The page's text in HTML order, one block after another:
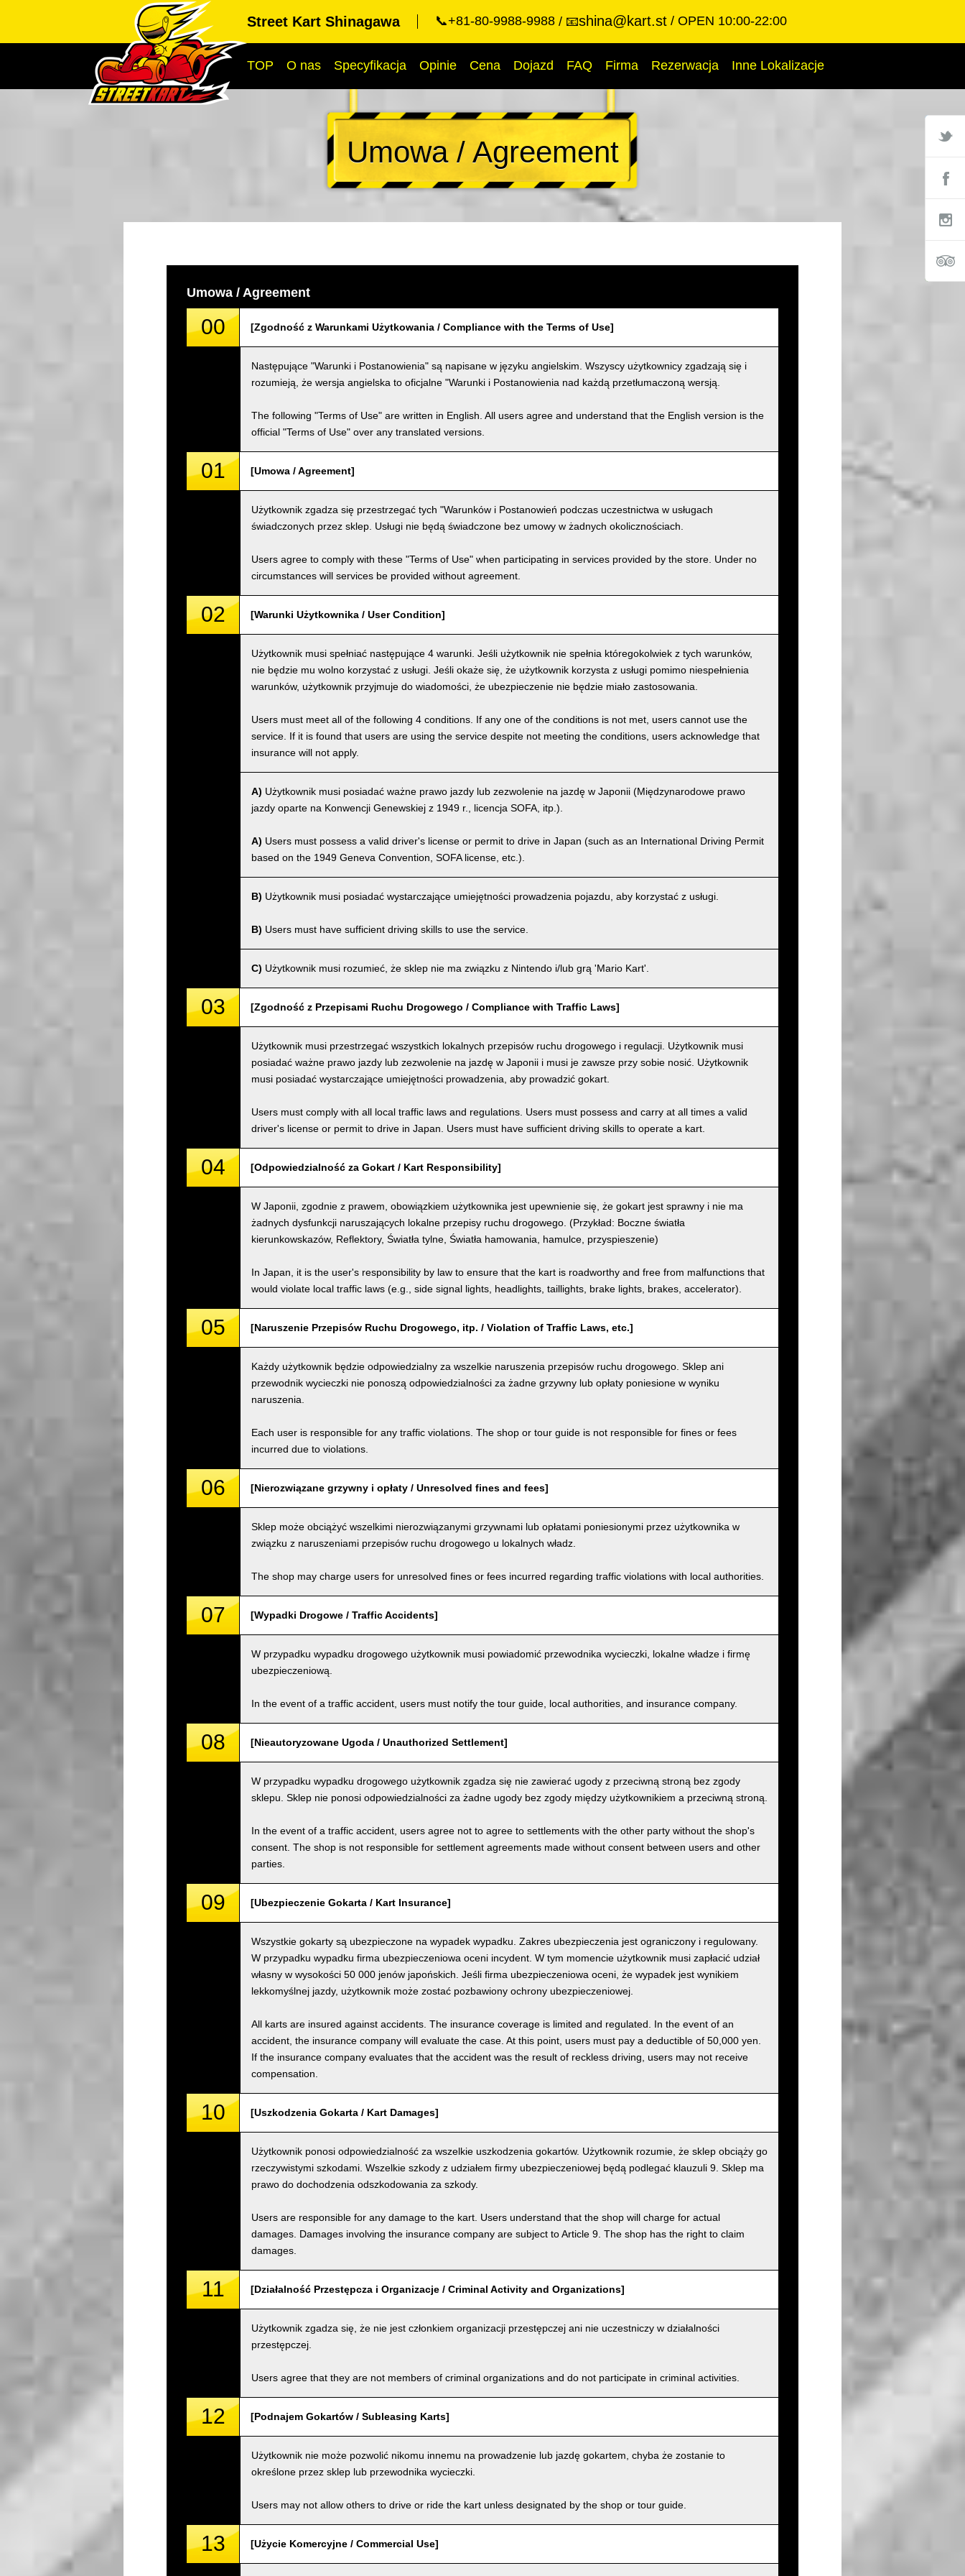
Street Kart Shinagawa 📞+81-80-9988-9988 📧shina@kart.st OPEN 10:00-22:00
TOP O nas Specyfikacja Opinie Cena Dojazd FAQ Firma Rezerwacja Inne Lokalizacje
Umowa / Agreement
Umowa / Agreement
00 [Zgodność z Warunkami Użytkowania / Compliance with the Terms of Use]
Następujące "Warunki i Postanowienia" są napisane w języku angielskim. Wszyscy użytkownicy zgadzają się i
rozumieją, że wersja angielska to oficjalne "Warunki i Postanowienia nad każdą przetłumaczoną wersją.
The following "Terms of Use" are written in English. All users agree and understand that the English version is the
official "Terms of Use" over any translated versions.
01 [Umowa / Agreement]
Użytkownik zgadza się przestrzegać tych "Warunków i Postanowień podczas uczestnictwa w usługach
świadczonych przez sklep. Usługi nie będą świadczone bez umowy w żadnych okolicznościach.
Users agree to comply with these "Terms of Use" when participating in services provided by the store. Under no
circumstances will services be provided without agreement.
02 [Warunki Użytkownika / User Condition]
Użytkownik musi spełniać następujące 4 warunki. Jeśli użytkownik nie spełnia któregokolwiek z tych warunków,
nie będzie mu wolno korzystać z usługi. Jeśli okaże się, że użytkownik korzysta z usługi pomimo niespełnienia
warunków, użytkownik przyjmuje do wiadomości, że ubezpieczenie nie będzie miało zastosowania.
Users must meet all of the following 4 conditions. If any one of the conditions is not met, users cannot use the
service. If it is found that users are using the service despite not meeting the conditions, users acknowledge that
insurance will not apply.
A) Użytkownik musi posiadać ważne prawo jazdy lub zezwolenie na jazdę w Japonii (Międzynarodowe prawo
jazdy oparte na Konwencji Genewskiej z 1949 r., licencja SOFA, itp.).
A) Users must possess a valid driver's license or permit to drive in Japan (such as an International Driving Permit
based on the 1949 Geneva Convention, SOFA license, etc.).
B) Użytkownik musi posiadać wystarczające umiejętności prowadzenia pojazdu, aby korzystać z usługi.
B) Users must have sufficient driving skills to use the service.
C) Użytkownik musi rozumieć, że sklep nie ma związku z Nintendo i/lub grą 'Mario Kart'.
03 [Zgodność z Przepisami Ruchu Drogowego / Compliance with Traffic Laws]
Użytkownik musi przestrzegać wszystkich lokalnych przepisów ruchu drogowego i regulacji. Użytkownik musi
posiadać ważne prawo jazdy lub zezwolenie na jazdę w Japonii i musi je zawsze przy sobie nosić. Użytkownik
musi posiadać wystarczające umiejętności prowadzenia, aby prowadzić gokart.
Users must comply with all local traffic laws and regulations. Users must possess and carry at all times a valid
driver's license or permit to drive in Japan. Users must have sufficient driving skills to operate a kart.
04 [Odpowiedzialność za Gokart / Kart Responsibility]
W Japonii, zgodnie z prawem, obowiązkiem użytkownika jest upewnienie się, że gokart jest sprawny i nie ma
żadnych dysfunkcji naruszających lokalne przepisy ruchu drogowego. (Przykład: Boczne światła
kierunkowskazów, Reflektory, Światła tylne, Światła hamowania, hamulce, przyspieszenie)
In Japan, it is the user's responsibility by law to ensure that the kart is roadworthy and free from malfunctions that
would violate local traffic laws (e.g., side signal lights, headlights, taillights, brake lights, brakes, accelerator).
05 [Naruszenie Przepisów Ruchu Drogowego, itp. / Violation of Traffic Laws, etc.]
Każdy użytkownik będzie odpowiedzialny za wszelkie naruszenia przepisów ruchu drogowego. Sklep ani
przewodnik wycieczki nie ponoszą odpowiedzialności za żadne grzywny lub opłaty poniesione w wyniku
naruszenia.
Each user is responsible for any traffic violations. The shop or tour guide is not responsible for fines or fees
incurred due to violations.
06 [Nierozwiązane grzywny i opłaty / Unresolved fines and fees]
Sklep może obciążyć wszelkimi nierozwiązanymi grzywnami lub opłatami poniesionymi przez użytkownika w
związku z naruszeniami przepisów ruchu drogowego u lokalnych władz.
The shop may charge users for unresolved fines or fees incurred regarding traffic violations with local authorities.
07 [Wypadki Drogowe / Traffic Accidents]
W przypadku wypadku drogowego użytkownik musi powiadomić przewodnika wycieczki, lokalne władze i firmę
ubezpieczeniową.
In the event of a traffic accident, users must notify the tour guide, local authorities, and insurance company.
08 [Nieautoryzowane Ugoda / Unauthorized Settlement]
W przypadku wypadku drogowego użytkownik zgadza się nie zawierać ugody z przeciwną stroną bez zgody
sklepu. Sklep nie ponosi odpowiedzialności za żadne ugody bez zgody między użytkownikiem a przeciwną stroną.
In the event of a traffic accident, users agree not to agree to settlements with the other party without the shop's
consent. The shop is not responsible for settlement agreements made without consent between users and other
parties.
09 [Ubezpieczenie Gokarta / Kart Insurance]
Wszystkie gokarty są ubezpieczone na wypadek wypadku. Zakres ubezpieczenia jest ograniczony i regulowany.
W przypadku wypadku firma ubezpieczeniowa oceni incydent. W tym momencie użytkownik musi zapłacić udział
własny w wysokości 50 000 jenów japońskich. Jeśli firma ubezpieczeniowa oceni, że wypadek jest wynikiem
lekkomyślnej jazdy, użytkownik może zostać pozbawiony ochrony ubezpieczeniowej.
All karts are insured against accidents. The insurance coverage is limited and regulated. In the event of an
accident, the insurance company will evaluate the case. At this point, users must pay a deductible of 50,000 yen.
If the insurance company evaluates that the accident was the result of reckless driving, users may not receive
compensation.
10 [Uszkodzenia Gokarta / Kart Damages]
Użytkownik ponosi odpowiedzialność za wszelkie uszkodzenia gokartów. Użytkownik rozumie, że sklep obciąży go
rzeczywistymi szkodami. Wszelkie szkody z udziałem firmy ubezpieczeniowej będą podlegać klauzuli 9. Sklep ma
prawo do dochodzenia odszkodowania za szkody.
Users are responsible for any damage to the kart. Users understand that the shop will charge for actual
damages. Damages involving the insurance company are subject to Article 9. The shop has the right to claim
damages.
11 [Działalność Przestępcza i Organizacje / Criminal Activity and Organizations]
Użytkownik zgadza się, że nie jest członkiem organizacji przestępczej ani nie uczestniczy w działalności
przestępczej.
Users agree that they are not members of criminal organizations and do not participate in criminal activities.
12 [Podnajem Gokartów / Subleasing Karts]
Użytkownik nie może pozwolić nikomu innemu na prowadzenie lub jazdę gokartem, chyba że zostanie to
określone przez sklep lub przewodnika wycieczki.
Users may not allow others to drive or ride the kart unless designated by the shop or tour guide.
13 [Użycie Komercyjne / Commercial Use]